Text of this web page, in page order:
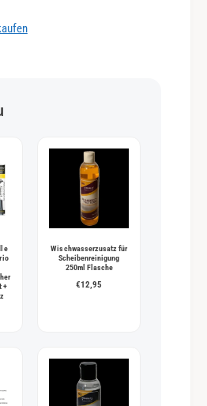
+
Wischwasserzusatz für
Scheibenreinigung
250ml Flasche
€12,95